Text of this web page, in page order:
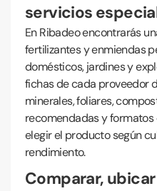
servicios
En Ribadeo encontrarás
fertilizantes y enmiendas
domésticos, jardines y
fichas de cada proveedor
minerales, foliares,
recomendadas y
elegir el producto según
rendimiento.
Comparar,